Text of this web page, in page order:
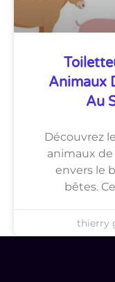
Animaux
Au
Découvrez
animaux
envers le
bêtes.
thierry